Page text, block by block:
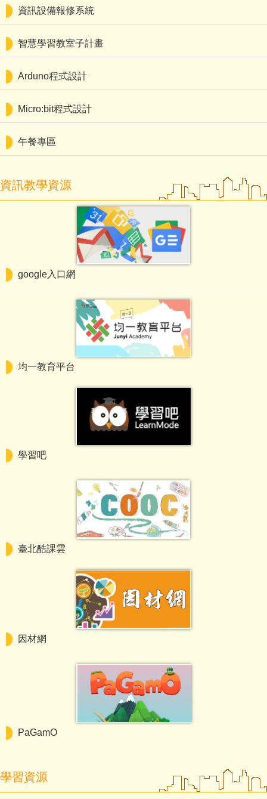
資訊設備報修系統
智慧學習教室子計畫
Arduno程式設計
Micro:bit程式設計
午餐專區
資訊教學資源
google入口網
均一教育平台
學習吧
臺北酷課雲
因材網
PaGamO
學習資源